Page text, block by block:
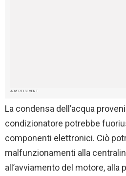
ADVERTISEMENT
La condensa dell’acqua
condizionatore potrebbe
componenti elettronici. Ciò
malfunzionamenti alla
all’avviamento del motore, alla